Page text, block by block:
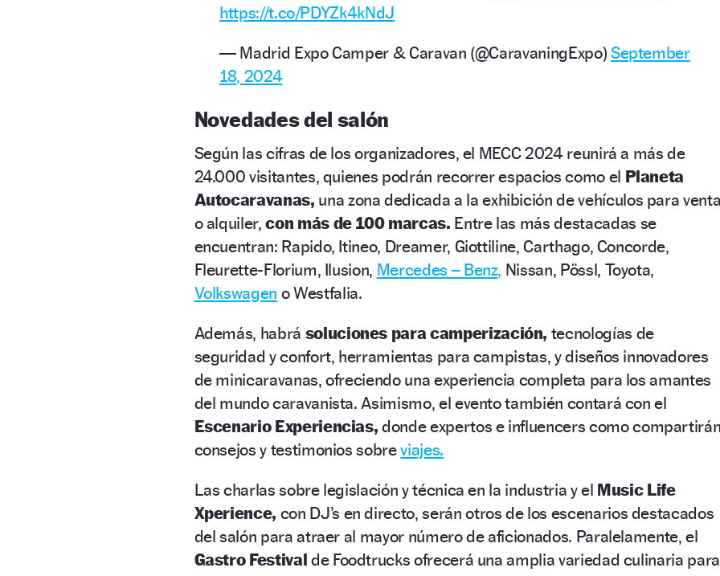
https://t.co/PDYZk4kNdJ
— Madrid Expo Camper & Caravan (@CaravaningExpo) September
18, 2024
Novedades del salón
Según las cifras de los organizadores, el MECC 2024 reunirá a más de
24.000 visitantes, quienes podrán recorrer espacios como el Planeta
Autocaravanas, una zona dedicada a la exhibición de vehículos para venta
o alquiler,con más de 100 marcas. Entre las más destacadas se
encuentran: Rapido, Itineo, Dreamer, Giottiline, Carthago, Concorde,
Fleurette-Florium, Ilusion, Mercedes – Benz, Nissan, Pössl, Toyota,
Volkswagen o Westfalia.
Además, habrá soluciones para camperización, tecnologías de
seguridad y confort, herramientas para campistas, y diseños innovadores
de minicaravanas, ofreciendo una experiencia completa para los amantes
del mundo caravanista. Asimismo, el evento también contará con el
Escenario Experiencias, donde expertos e influencers como compartirán
consejos y testimonios sobreviajes.
Las charlas sobre legislación y técnica en la industria y el Music Life
Xperience, con DJ’s en directo, serán otros de los escenarios destacados
del salón para atraer al mayor número de aficionados. Paralelamente, el
Gastro Festival de Foodtrucks ofrecerá una amplia variedad culinaria para